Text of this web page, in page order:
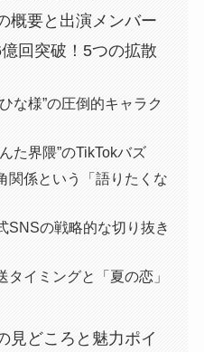
概要と出演メンバー
回突破！5つの拡散
な様”の圧倒的キャラク
た界隈”のTikTokバズ
係という「語りたくな
の戦略的な切り抜き
イミングと「夏の恋」
見どころと魅力ポイ